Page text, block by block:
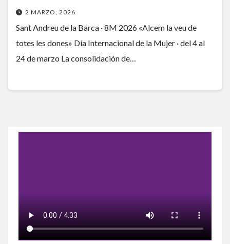
2 MARZO, 2026
Sant Andreu de la Barca · 8M 2026 «Alcem la veu de
totes les dones» Día Internacional de la Mujer · del 4 al
24 de marzo La consolidación de…